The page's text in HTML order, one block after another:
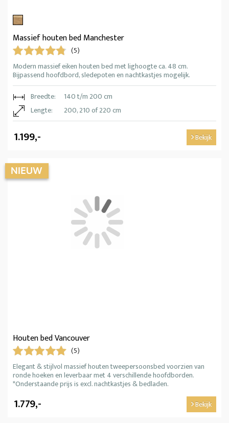
Massief houten bed Manchester
(5)
Modern massief eiken houten bed met lighoogte ca. 48 cm.
Bijpassend hoofdbord, sledepoten en nachtkastjes mogelijk.
Breedte:
140 t/m 200 cm
Lengte:
200, 210 of 220 cm
1.199,- Bekijk
Houten bed Vancouver
(5)
Elegant & stijlvol massief houten tweepersoonsbed voorzien van
ronde hoeken en leverbaar met 4 verschillende hoofdborden.
*Onderstaande prijs is excl. nachtkastjes & bedladen.
1.779,- Bekijk